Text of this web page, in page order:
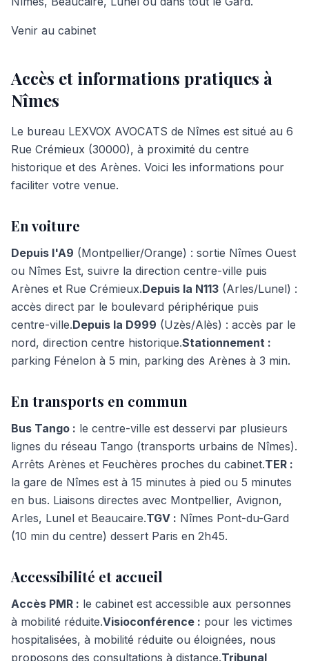
Venir au cabinet
Accès et informations pratiques à
Nîmes
Le bureau LEXVOX AVOCATS de Nîmes est situé au 6
Rue Crémieux (30000), à proximité du centre
historique et des Arènes. Voici les informations pour
faciliter votre venue.
En voiture
Depuis l'A9 (Montpellier/Orange) : sortie Nîmes Ouest
ou Nîmes Est, suivre la direction centre-ville puis
Arènes et Rue Crémieux.Depuis la N113 (Arles/Lunel) :
accès direct par le boulevard périphérique puis
centre-ville.Depuis la D999 (Uzès/Alès) : accès par le
nord, direction centre historique.Stationnement :
parking Fénelon à 5 min, parking des Arènes à 3 min.
En transports en commun
Bus Tango : le centre-ville est desservi par plusieurs
lignes du réseau Tango (transports urbains de Nîmes).
Arrêts Arènes et Feuchères proches du cabinet.TER :
la gare de Nîmes est à 15 minutes à pied ou 5 minutes
en bus. Liaisons directes avec Montpellier, Avignon,
Arles, Lunel et Beaucaire.TGV : Nîmes Pont-du-Gard
(10 min du centre) dessert Paris en 2h45.
Accessibilité et accueil
Accès PMR : le cabinet est accessible aux personnes
à mobilité réduite.Visioconférence : pour les victimes
hospitalisées, à mobilité réduite ou éloignées, nous
proposons des consultations à distance.Tribunal